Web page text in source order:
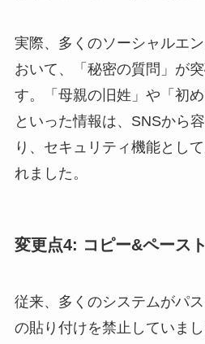
実際、多くのソーシャルエ
おいて、「秘密の質問」が
す。「母親の旧姓」や「初
といった情報は、SNSから
り、セキュリティ機能とし
れました。
変更点4: コピー&ペース
従来、多くのシステムがパ
の貼り付けを禁止していま